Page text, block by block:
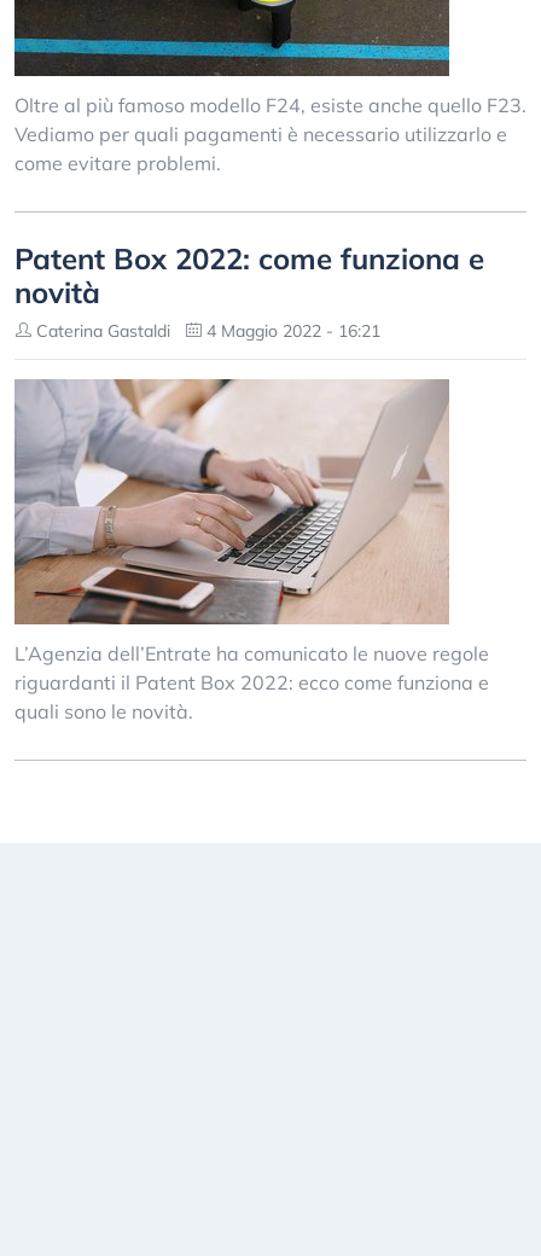
Oltre al più famoso modello F24, esiste anche quello F23.
Vediamo per quali pagamenti è necessario utilizzarlo e
come evitare problemi.
Patent Box 2022: come funziona e
novità
Caterina Gastaldi 4 Maggio 2022 - 16:21
L’Agenzia dell’Entrate ha comunicato le nuove regole
riguardanti il Patent Box 2022: ecco come funziona e
quali sono le novità.